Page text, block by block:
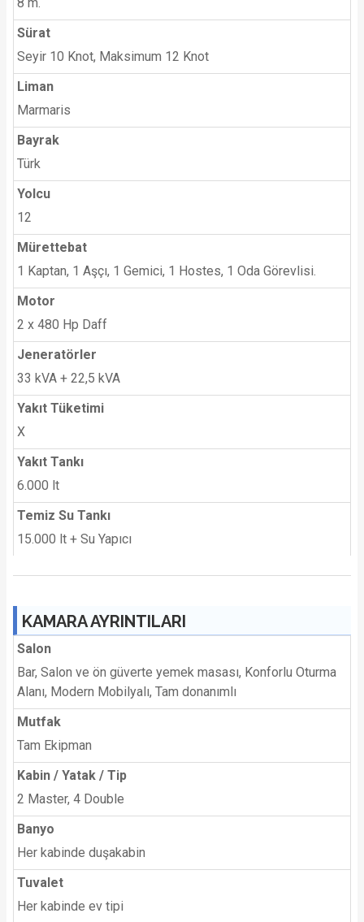
Sürat
Seyir 10 Knot, Maksimum 12 Knot
Liman
Marmaris
Bayrak
Türk
Yolcu
12
Mürettebat
1 Kaptan, 1 Aşçı, 1 Gemici, 1 Hostes, 1 Oda Görevlisi.
Motor
2 x 480 Hp Daff
Jeneratörler
33 kVA + 22,5 kVA
Yakıt Tüketimi
X
Yakıt Tankı
6.000 lt
Temiz Su Tankı
15.000 lt + Su Yapıcı
KAMARA AYRINTILARI
Salon
Bar, Salon ve ön güverte yemek masası, Konforlu Oturma
Alanı, Modern Mobilyalı, Tam donanımlı
Mutfak
Tam Ekipman
Kabin / Yatak / Tip
2 Master, 4 Double
Banyo
Her kabinde duşakabin
Tuvalet
Her kabinde ev tipi